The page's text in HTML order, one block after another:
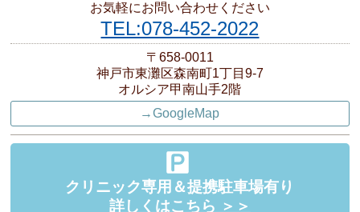
お気軽にお問い合わせください
TEL:078-452-2022
〒658-0011
神戸市東灘区森南町1丁目9-7
オルシア甲南山手2階
→GoogleMap
クリニック専用＆提携駐車場有り
詳しくはこちら ＞＞